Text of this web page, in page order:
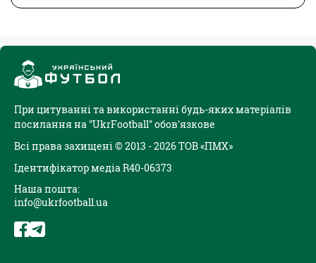
При цитуванні та використанні будь-яких матеріалів
посилання на "UkrFootball" обов'язкове
Всі права захищені © 2013 - 2026 ТОВ «ПМХ»
Ідентифікатор медіа R40-06373
Наша пошта:
info@ukrfootball.ua